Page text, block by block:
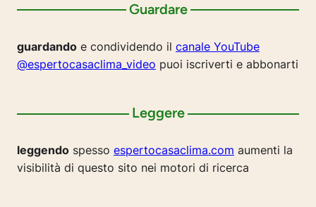
Guardare
guardando e condividendo il canale YouTube
@espertocasaclima_video puoi iscriverti e abbonarti
Leggere
leggendo spesso espertocasaclima.com aumenti la
visibilità di questo sito nei motori di ricerca